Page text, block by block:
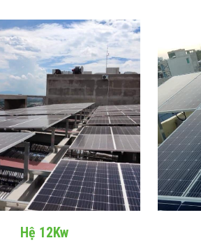
Hệ 12Kw